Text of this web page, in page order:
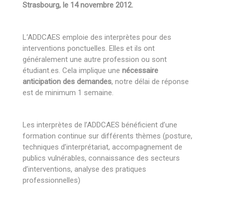
Strasbourg, le 14 novembre 2012.
L’ADDCAES emploie des interprètes pour des
interventions ponctuelles. Elles et ils ont
généralement une autre profession ou sont
étudiant.es. Cela implique une nécessaire
anticipation des demandes, notre délai de réponse
est de minimum 1 semaine.
Les interprètes de l’ADDCAES bénéficient d’une
formation continue sur différents thèmes (posture,
techniques d’interprétariat, accompagnement de
publics vulnérables, connaissance des secteurs
d’interventions, analyse des pratiques
professionnelles)